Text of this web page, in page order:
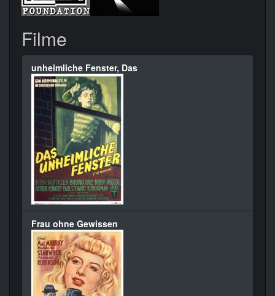
Filme
unheimliche Fenster, Das
Frau ohne Gewissen